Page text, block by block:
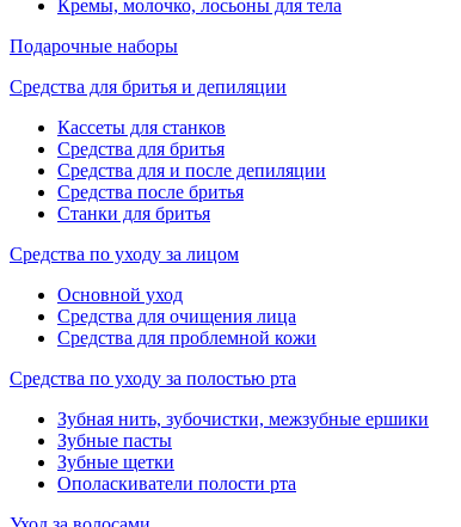
Кремы, молочко, лосьоны для тела
Подарочные наборы
Средства для бритья и депиляции
Кассеты для станков
Средства для бритья
Средства для и после депиляции
Средства после бритья
Станки для бритья
Средства по уходу за лицом
Основной уход
Средства для очищения лица
Средства для проблемной кожи
Средства по уходу за полостью рта
Зубная нить, зубочистки, межзубные ершики
Зубные пасты
Зубные щетки
Ополаскиватели полости рта